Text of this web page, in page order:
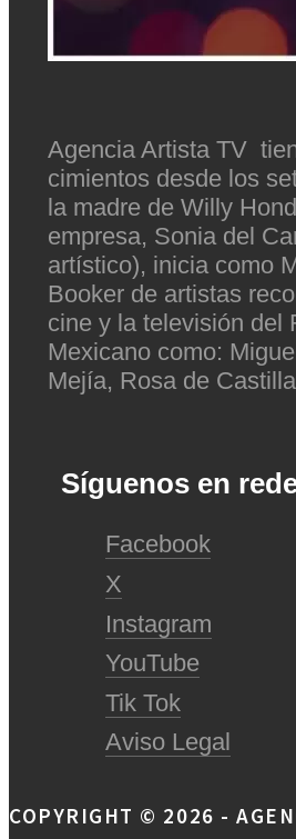
Agencia Artista TV
cimientos desde los
la madre de Willy
empresa, Sonia del
artístico), inicia como
Booker de artistas
cine y la televisión del
Mexicano como:
Mejía, Rosa de Castilla
Síguenos en
Facebook
X
Instagram
YouTube
Tik Tok
Aviso Legal
COPYRIGHT © 2026 -